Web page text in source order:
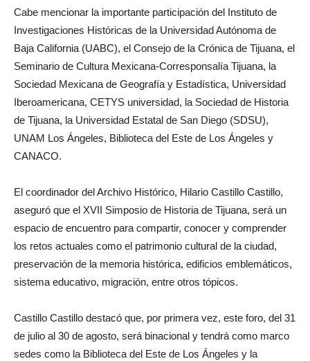
Cabe mencionar la importante participación del Instituto de
Investigaciones Históricas de la Universidad Autónoma de
Baja California (UABC), el Consejo de la Crónica de Tijuana, el
Seminario de Cultura Mexicana-Corresponsalía Tijuana, la
Sociedad Mexicana de Geografía y Estadística, Universidad
Iberoamericana, CETYS universidad, la Sociedad de Historia
de Tijuana, la Universidad Estatal de San Diego (SDSU),
UNAM Los Ángeles, Biblioteca del Este de Los Ángeles y
CANACO.
El coordinador del Archivo Histórico, Hilario Castillo Castillo,
aseguró que el XVII Simposio de Historia de Tijuana, será un
espacio de encuentro para compartir, conocer y comprender
los retos actuales como el patrimonio cultural de la ciudad,
preservación de la memoria histórica, edificios emblemáticos,
sistema educativo, migración, entre otros tópicos.
Castillo Castillo destacó que, por primera vez, este foro, del 31
de julio al 30 de agosto, será binacional y tendrá como marco
sedes como la Biblioteca del Este de Los Ángeles y la